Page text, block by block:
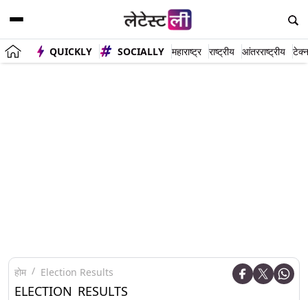
QUICKLY SOCIALLY महाराष्ट्र राष्ट्रीय आंतरराष्ट्रीय
होम Election Results
ELECTION RESULTS